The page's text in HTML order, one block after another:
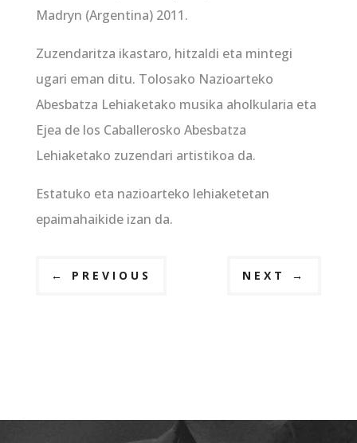
Madryn (Argentina) 2011.
Zuzendaritza ikastaro, hitzaldi eta mintegi
ugari eman ditu. Tolosako Nazioarteko
Abesbatza Lehiaketako musika aholkularia eta
Ejea de los Caballerosko Abesbatza
Lehiaketako zuzendari artistikoa da.
Estatuko eta nazioarteko lehiaketetan
epaimahaikide izan da.
← PREVIOUS NEXT →